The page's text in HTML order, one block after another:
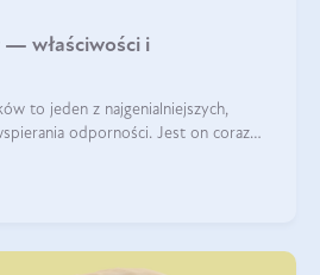
— właściwości i
to jeden z najgenialniejszych,
odporności. Jest on coraz